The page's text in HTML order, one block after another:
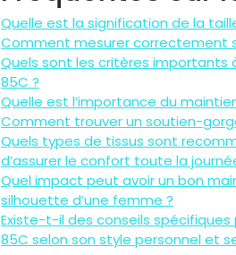
Quelle est la signification de la
Comment mesurer correctement
Quels sont les critères importants
85C ?
Quelle est l’importance du
Comment trouver un soutien-
Quels types de tissus sont
d’assurer le confort toute la
Quel impact peut avoir un bon
silhouette d’une femme ?
Existe-t-il des conseils
85C selon son style personnel et